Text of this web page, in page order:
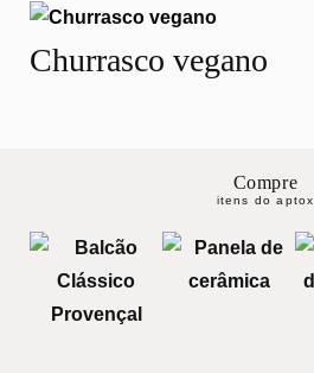
Churrasco vegano
Compre
itens do aptox